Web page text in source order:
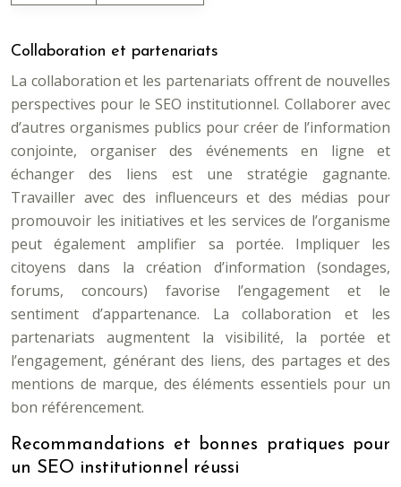
Collaboration et partenariats
La collaboration et les partenariats offrent de nouvelles
perspectives pour le SEO institutionnel. Collaborer avec
d’autres organismes publics pour créer de l’information
conjointe, organiser des événements en ligne et
échanger des liens est une stratégie gagnante.
Travailler avec des influenceurs et des médias pour
promouvoir les initiatives et les services de l’organisme
peut également amplifier sa portée. Impliquer les
citoyens dans la création d’information (sondages,
forums, concours) favorise l’engagement et le
sentiment d’appartenance. La collaboration et les
partenariats augmentent la visibilité, la portée et
l’engagement, générant des liens, des partages et des
mentions de marque, des éléments essentiels pour un
bon référencement.
Recommandations et bonnes pratiques pour
un SEO institutionnel réussi